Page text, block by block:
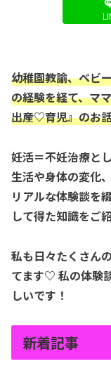
幼稚園教諭、ベビ
の経験を経て、マ
出産♡育児』のお
妊活＝不妊治療と
生活や身体の変化
リアルな体験談を
して得た知識をご
私も日々たくさん
てます♡ 私の体験
しいです！
新着記事